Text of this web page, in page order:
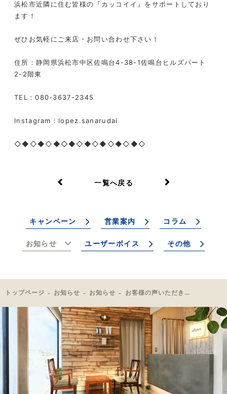
浜松市近隣に住む皆様の『カッコイイ』をサポートしており
ます！
ぜひお気軽にご来店・お問い合わせ下さい！
住所：静岡県浜松市中区佐鳴台4-38-1佐鳴台ヒルズパート
2-2階東
TEL：080-3637-2345
Instagram：lopez.sanarudai
◇◆◇◆◇◆◇◆◇◆◇◆◇◆◇◆◇
一覧へ戻る
キャンペーン 営業案内 コラム
お知らせ ユーザーボイス その他
トップページ お知らせ お知らせ お客様の声いただきました！